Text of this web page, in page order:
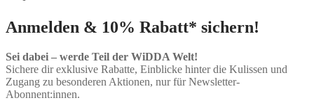
Anmelden & 10% Rabatt* sichern!
Sei dabei – werde Teil der WiDDA Welt!
Sichere dir exklusive Rabatte, Einblicke hinter die Kulissen und
Zugang zu besonderen Aktionen, nur für Newsletter-
Abonnent:innen.